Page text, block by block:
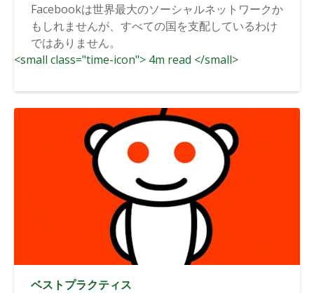
Facebookは世界最大のソーシャルネットワークか
もしれませんが、すべての国を支配しているわけ
ではありません。
<small class="time-icon"> 4m read </small>
ベストプラクティス